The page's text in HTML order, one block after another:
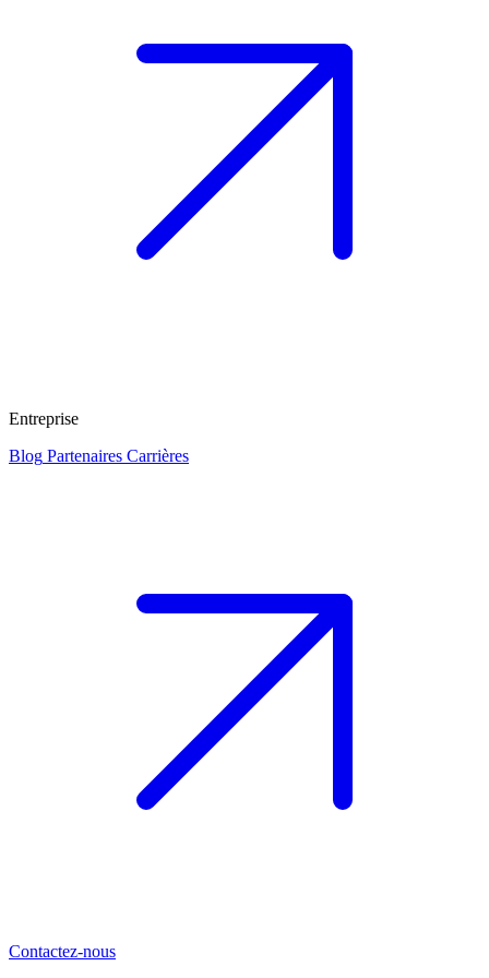
Entreprise
Blog Partenaires Carrières
Contactez-nous